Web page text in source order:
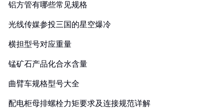
铝方管有哪些常见规格
光线传媒参投三国的星空爆冷
横担型号对应重量
锰矿石产品化合水含量
曲臂车规格型号大全
配电柜母排螺栓力矩要求及连接规范详解